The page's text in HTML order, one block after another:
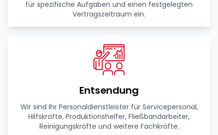
für spezifische Aufgaben und einen festgelegten
Vertragszeitraum ein.
Entsendung
Wir sind Ihr Personaldienstleister für Servicepersonal,
Hilfskräfte, Produktionshelfer, Fließbandarbeiter,
Reinigungskräfte und weitere Fachkräfte.